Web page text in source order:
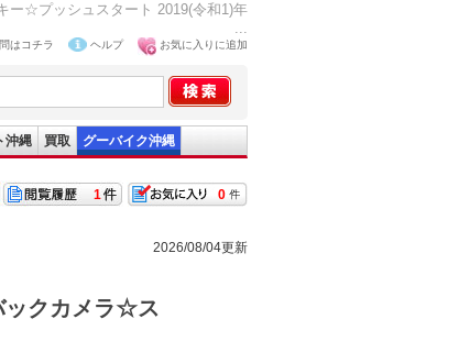
☆プッシュスタート 2019(令和1)年
...
はコチラ ヘルプ お気に入りに追加
沖縄 買取 グーバイク沖縄
0
1
2026/08/04更新
クカメラ☆ス